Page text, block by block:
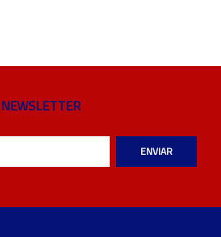
NEWSLETTER
ENVIAR